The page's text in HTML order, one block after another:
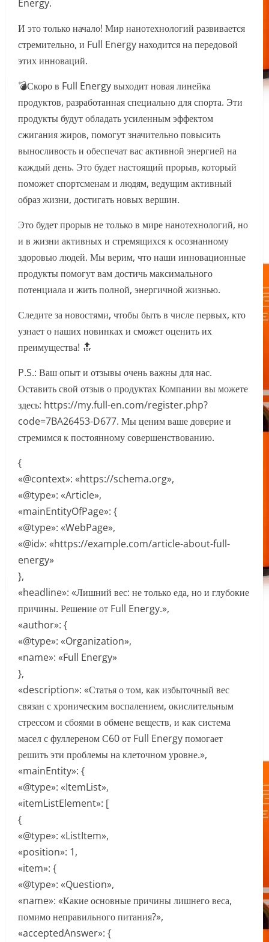
Energy.
И это только начало! Мир нанотехнологий развивается
стремительно, и Full Energy находится на передовой
этих инноваций.
💣Скоро в Full Energy выходит новая линейка
продуктов, разработанная специально для спорта. Эти
продукты будут обладать усиленным эффектом
сжигания жиров, помогут значительно повысить
выносливость и обеспечат вас активной энергией на
каждый день. Это будет настоящий прорыв, который
поможет спортсменам и людям, ведущим активный
образ жизни, достигать новых вершин.
Это будет прорыв не только в мире нанотехнологий, но
и в жизни активных и стремящихся к осознанному
здоровью людей. Мы верим, что наши инновационные
продукты помогут вам достичь максимального
потенциала и жить полной, энергичной жизнью.
Следите за новостями, чтобы быть в числе первых, кто
узнает о наших новинках и сможет оценить их
преимущества! 🔝
P.S.: Ваш опыт и отзывы очень важны для нас.
Оставить свой отзыв о продуктах Компании вы можете
здесь: https://my.full-en.com/register.php?
code=7BA26453-D677. Мы ценим ваше доверие и
стремимся к постоянному совершенствованию.
{
«@context»: «https://schema.org»,
«@type»: «Article»,
«mainEntityOfPage»: {
«@type»: «WebPage»,
«@id»: «https://example.com/article-about-full-
energy»
},
«headline»: «Лишний вес: не только еда, но и глубокие
причины. Решение от Full Energy.»,
«author»: {
«@type»: «Organization»,
«name»: «Full Energy»
},
«description»: «Статья о том, как избыточный вес
связан с хроническим воспалением, окислительным
стрессом и сбоями в обмене веществ, и как система
масел с фуллереном С60 от Full Energy помогает
решить эти проблемы на клеточном уровне.»,
«mainEntity»: {
«@type»: «ItemList»,
«itemListElement»: [
{
«@type»: «ListItem»,
«position»: 1,
«item»: {
«@type»: «Question»,
«name»: «Какие основные причины лишнего веса,
помимо неправильного питания?»,
«acceptedAnswer»: {